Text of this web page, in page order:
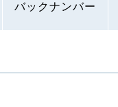
バックナンバー